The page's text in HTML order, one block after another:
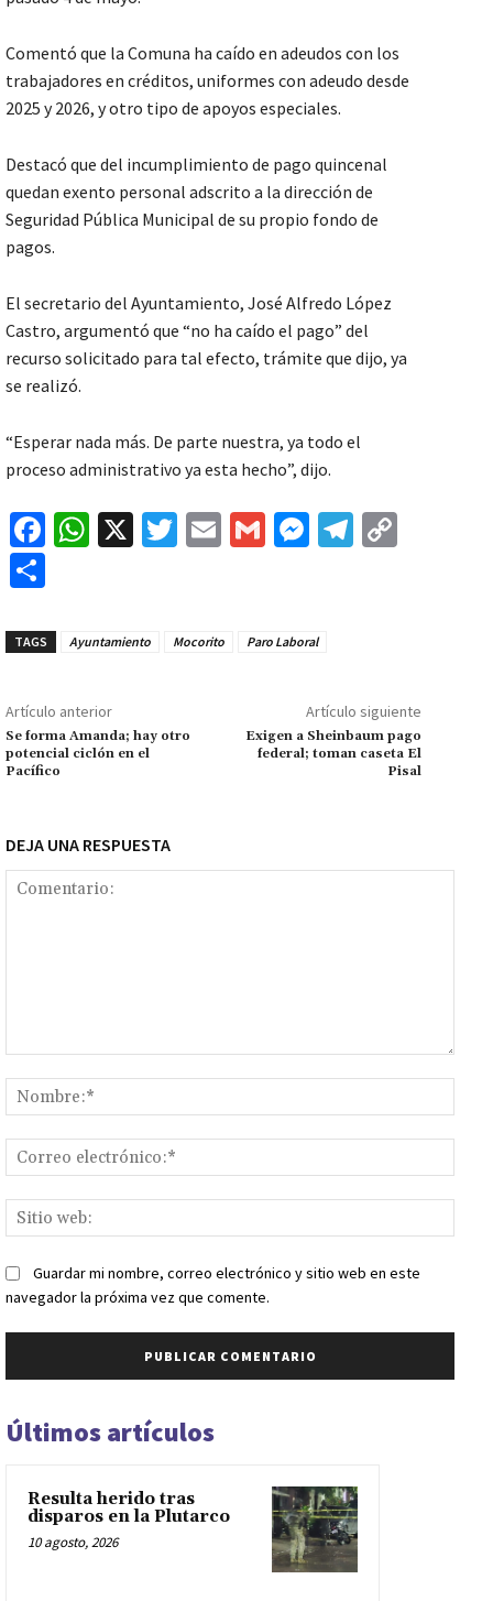
Comentó que la Comuna ha caído en adeudos con los
trabajadores en créditos, uniformes con adeudo desde
2025 y 2026, y otro tipo de apoyos especiales.
Destacó que del incumplimiento de pago quincenal
quedan exento personal adscrito a la dirección de
Seguridad Pública Municipal de su propio fondo de
pagos.
El secretario del Ayuntamiento, José Alfredo López
Castro, argumentó que “no ha caído el pago” del
recurso solicitado para tal efecto, trámite que dijo, ya
se realizó.
“Esperar nada más. De parte nuestra, ya todo el
proceso administrativo ya esta hecho”, dijo.
Fa
o
k
W
sA
p
X
T
er
E
l
G
l
M
n
r
Te
n
k
m
ar
tir
TAGS Ayuntamiento Mocorito Paro Laboral
Artículo anterior
Se forma Amanda; hay otro
potencial ciclón en el
Pacífico
Artículo siguiente
Exigen a Sheinbaum pago
federal; toman caseta El
Pisal
DEJA UNA RESPUESTA
web:
Guardar mi nombre, correo electrónico y sitio web en este
navegador la próxima vez que comente.
Últimos artículos
Resulta herido tras
disparos en la Plutarco
10 agosto, 2026